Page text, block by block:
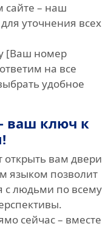
– наш
уточнения всех
[Ваш номер
на все
удобное
ваш ключ к
открыть вам двери
языком позволит
с людьми по всему
сейчас – вместе